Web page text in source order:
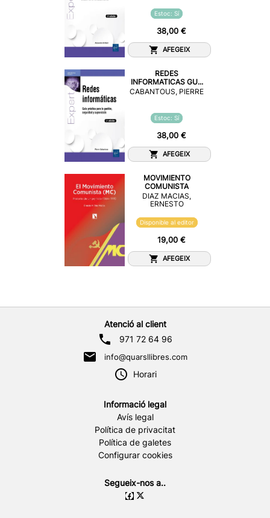
Estoc: Sí
38,00 €
AFEGEIX
REDES
INFORMATICAS GU...
CABANTOUS, PIERRE
Estoc: Sí
38,00 €
AFEGEIX
MOVIMIENTO
COMUNISTA
DIAZ MACIAS,
ERNESTO
Disponible al editor
19,00 €
AFEGEIX
Atenció al client
971 72 64 96
info@quarsllibres.com
Horari
Informació legal
Avís legal
Política de privacitat
Política de galetes
Configurar cookies
Segueix-nos a..